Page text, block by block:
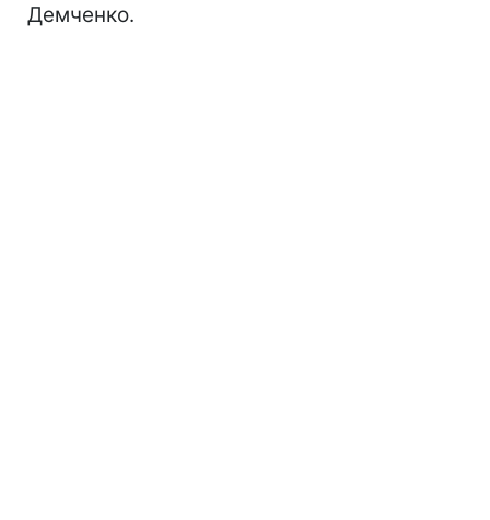
Демченко.